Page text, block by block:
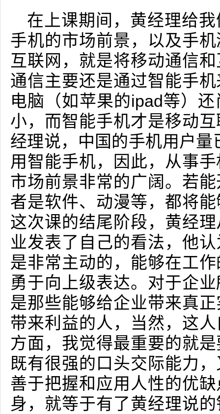
在上课期间，黄经理给
手机的市场前景，以及手
互联网，就是将移动通信
通信主要还是通过智能手
电脑（如苹果的ipad等）
小，而智能手机才是移动
经理说，中国的手机用户
用智能手机，因此，从事
市场前景非常的广阔。若
者是软件、动漫等，都将
这次课的结尾阶段，黄经
业发表了自己的看法，他
是非常主动的，能够在工
勇于向上级表达。对于企
是那些能够给企业带来真
带来利益的人，当然，这
方面，我觉得最重要的就
既有很强的口头交际能力
善于把握和应用人性的优
身，就等于有了黄经理说